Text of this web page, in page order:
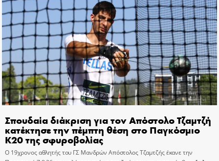
Σπουδαία διάκριση για τον Απόστολο Τζαμτζή
κατέκτησε την πέμπτη θέση στο Παγκόσμιο
Κ20 της σφυροβολίας
Ο 19χρονος αθλητής του ΓΣ Μανδρών Απόστολος Τζαμτζής έκανε την